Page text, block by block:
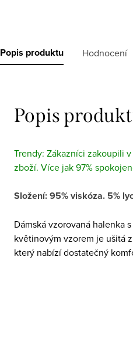
Popis produktu Hodnocení
Popis
Trendy: Zákazníci zakoupili
zboží. Více jak 97%
Složení: 95% viskóza. 5%
Dámská vzorovaná halenka
květinovým vzorem je ušitá
který nabízí dostatečný